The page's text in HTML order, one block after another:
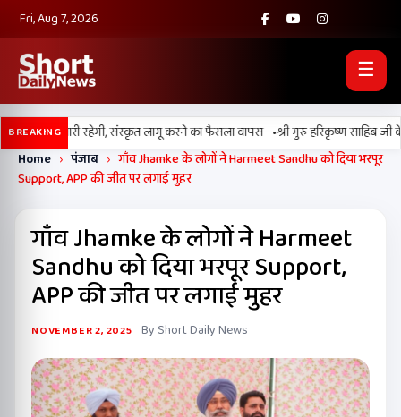
Fri, Aug 7, 2026
☰
BREAKING
पढ़ाई जारी रहेगी, संस्कृत लागू करने का फैसला वापस •श्री गुरु हरिकृष्ण साहिब जी के
Home › पंजाब › गाँव Jhamke के लोगों ने Harmeet Sandhu को दिया भरपूर
Support, APP की जीत पर लगाई मुहर
गाँव Jhamke के लोगों ने Harmeet
Sandhu को दिया भरपूर Support,
APP की जीत पर लगाई मुहर
NOVEMBER 2, 2025 By Short Daily News